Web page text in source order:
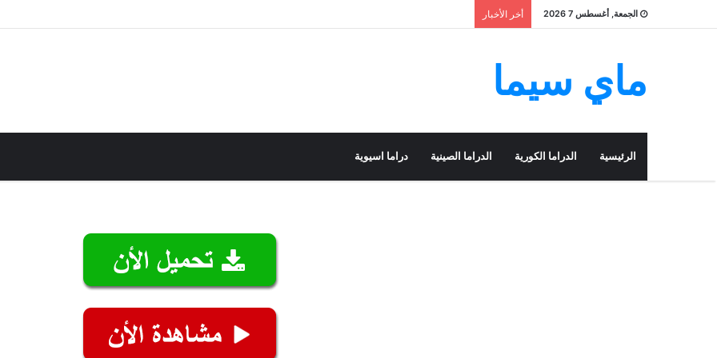
الجمعة, أغسطس 7 2026 أخر الأخبار
ماي سيما
الرئيسية الدراما الكورية الدراما الصينية دراما اسيوية